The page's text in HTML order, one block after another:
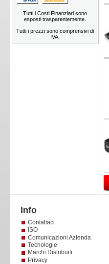
Tutti i Costi Finanziari sono
esposti trasparentemente.
Tutti i prezzi sono comprensivi di
IVA.
Info
Contattaci
ISO
Comunicazioni Azienda
Tecnologie
Marchi Distribuiti
Privacy